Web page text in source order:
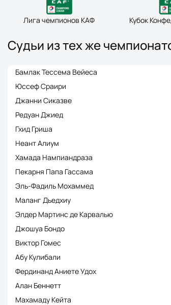
Лига чемпионов КАФ Кубок
Судьи из тех же
Бамлак Тессема Вейеса
Юссеф Сраири
Джанни Сиказве
Редуан Джиед
Гхид Гриша
Неант Алиум
Хамада Нампиандраза
Пекарня Папа Гассама
Эль-Фадиль Мохаммед
Маланг Дьедхиу
Элдер Мартинс де Карвалью
Джошуа Бондо
Виктор Гомес
Абу Кулибали
Фердинанд Аниете Удох
Алан Беннетт
Махамаду Кейта